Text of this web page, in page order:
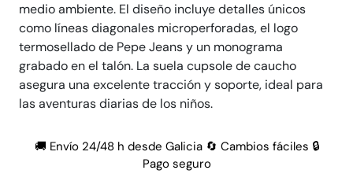
medio ambiente. El diseño incluye detalles únicos
como líneas diagonales microperforadas, el logo
termosellado de Pepe Jeans y un monograma
grabado en el talón. La suela cupsole de caucho
asegura una excelente tracción y soporte, ideal para
las aventuras diarias de los niños.
🚚 Envío 24/48 h desde Galicia 🔄 Cambios fáciles 🔒
Pago seguro